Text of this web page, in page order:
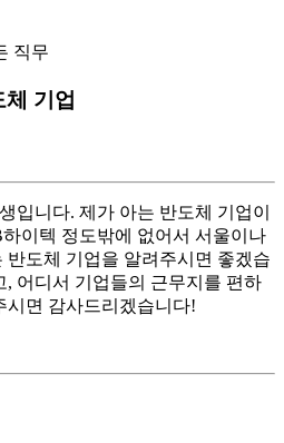
직무
기업
입니다. 제가 아는 반도체 기업이
이텍 정도밖에 없어서 서울이나
반도체 기업을 알려주시면 좋겠습
, 어디서 기업들의 근무지를 편하
시면 감사드리겠습니다!